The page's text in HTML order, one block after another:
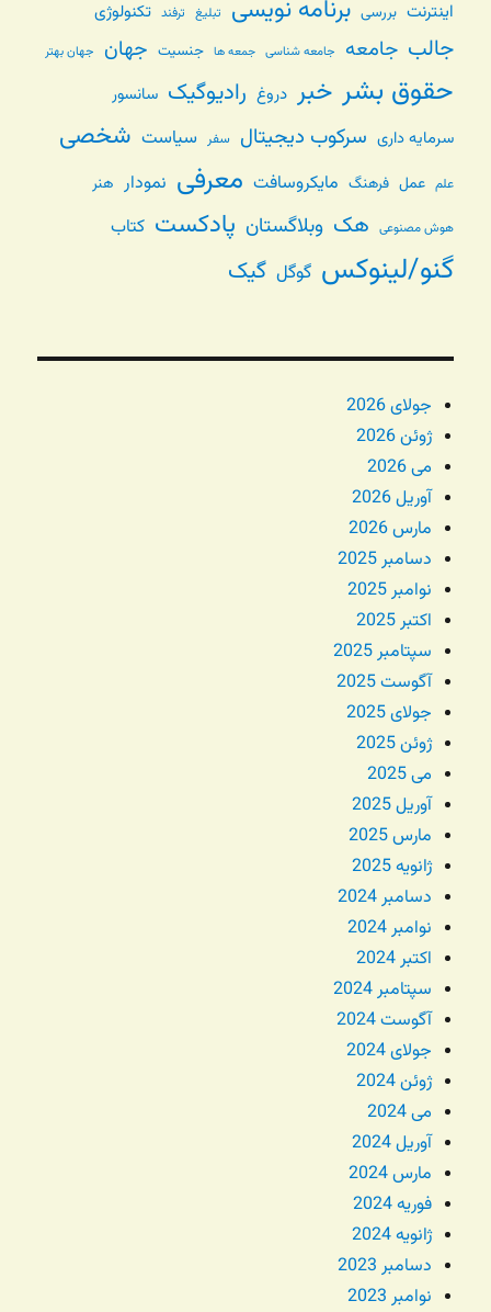
اینترنت بررسی برنامه نویسی تبلیغ ترفند تکنولوژی
جالب جامعه جامعه شناسی جمعه ها جنسیت جهان جهان بهتر
حقوق بشر خبر دروغ رادیوگیک سانسور
سرمایه داری سرکوب دیجیتال سفر سیاست شخصی
علم عمل فرهنگ مایکروسافت معرفی نمودار هنر
هوش مصنوعی هک وبلاگستان پادکست کتاب
گنو/لینوکس گوگل گیک
جولای 2026
ژوئن 2026
می 2026
آوریل 2026
مارس 2026
دسامبر 2025
نوامبر 2025
اکتبر 2025
سپتامبر 2025
آگوست 2025
جولای 2025
ژوئن 2025
می 2025
آوریل 2025
مارس 2025
ژانویه 2025
دسامبر 2024
نوامبر 2024
اکتبر 2024
سپتامبر 2024
آگوست 2024
جولای 2024
ژوئن 2024
می 2024
آوریل 2024
مارس 2024
فوریه 2024
ژانویه 2024
دسامبر 2023
نوامبر 2023